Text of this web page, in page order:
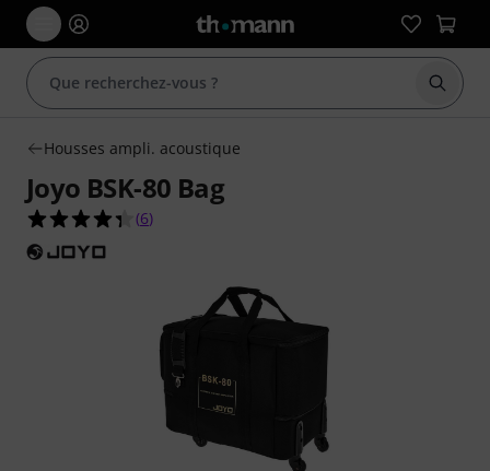
Housses ampli. acoustique
Joyo BSK-80 Bag
4.3 étoiles sur 5 d'après 6 évaluations clients
(6)